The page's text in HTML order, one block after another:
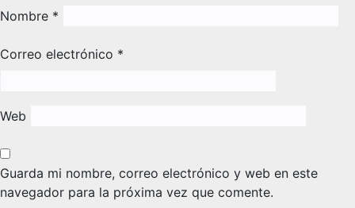
Nombre *
Correo electrónico *
Web
Guarda mi nombre, correo electrónico y web en este
navegador para la próxima vez que comente.